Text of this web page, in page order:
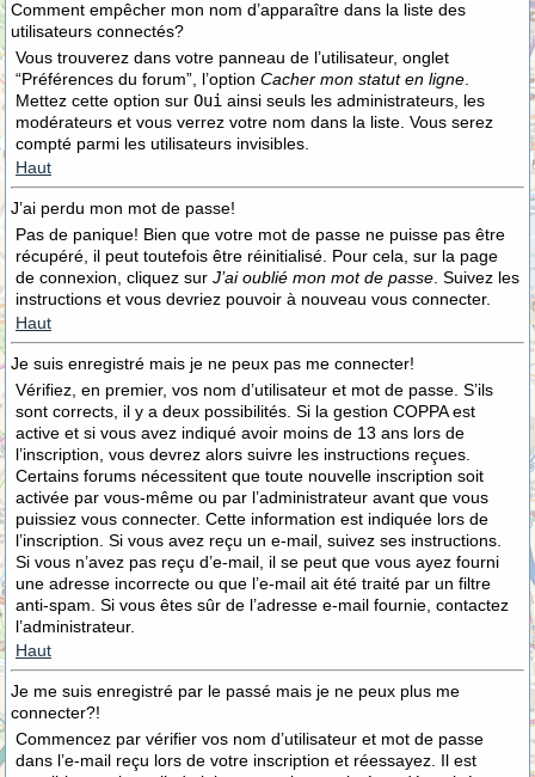
Comment empêcher mon nom d’apparaître dans la liste des
utilisateurs connectés?
Vous trouverez dans votre panneau de l’utilisateur, onglet
“Préférences du forum”, l’option Cacher mon statut en ligne
Mettez cette option sur Oui ainsi seuls les administrateurs, les
modérateurs et vous verrez votre nom dans la liste. Vous serez
compté parmi les utilisateurs invisibles.
Haut
J’ai perdu mon mot de passe!
Pas de panique! Bien que votre mot de passe ne puisse pas être
récupéré, il peut toutefois être réinitialisé. Pour cela, sur la page
de connexion, cliquez sur J’ai oublié mon mot de passe . Suivez les
instructions et vous devriez pouvoir à nouveau vous connecter.
Haut
Je suis enregistré mais je ne peux pas me connecter!
Vérifiez, en premier, vos nom d’utilisateur et mot de passe. S’ils
sont corrects, il y a deux possibilités. Si la gestion COPPA est
active et si vous avez indiqué avoir moins de 13 ans lors de
l’inscription, vous devrez alors suivre les instructions reçues.
Certains forums nécessitent que toute nouvelle inscription soit
activée par vous-même ou par l’administrateur avant que vous
puissiez vous connecter. Cette information est indiquée lors de
l’inscription. Si vous avez reçu un e-mail, suivez ses instructions.
Si vous n’avez pas reçu d’e-mail, il se peut que vous ayez fourni
une adresse incorrecte ou que l’e-mail ait été traité par un filtre
anti-spam. Si vous êtes sûr de l’adresse e-mail fournie, contactez
l’administrateur.
Haut
Je me suis enregistré par le passé mais je ne peux plus me
connecter?!
Commencez par vérifier vos nom d’utilisateur et mot de passe
dans l’e-mail reçu lors de votre inscription et réessayez. Il est